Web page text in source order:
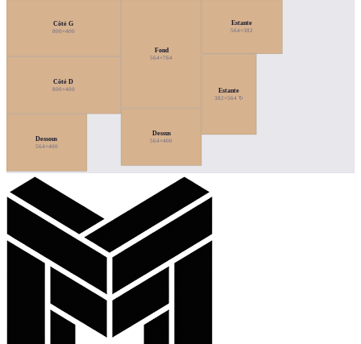
Côté G
800×400
Côté D
800×400
Fond
564×764
Dessus
564×400
Dessous
564×400
Estante
564×382
Estante
382×564 ↻